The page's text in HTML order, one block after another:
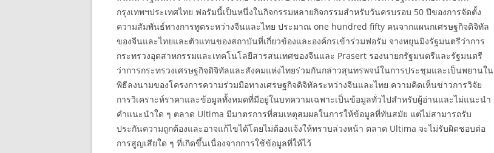
กรุงเทพฯประเทศไทย ฟอรัมนี้เป็นหนึ่งในกิจกรรมหลายกิจกรรมสำหรับวันครบรอบ 50 ปีของการจัดตั้ง
ความสัมพันธ์ทางการทูตระหว่างจีนและไทย ประมาณ one hundred fifty คนจากแผนกเศรษฐกิจดิจิทัล
ของจีนและไทยและตัวแทนของสถาบันที่เกี่ยวข้องและองค์กรเข้าร่วมฟอรัม จางหยุนมิงรัฐมนตรีว่าการ
กระทรวงอุตสาหกรรมและเทคโนโลยีสารสนเทศของจีนและ Prasert รองนายกรัฐมนตรีและรัฐมนตรี
ว่าการกระทรวงเศรษฐกิจดิจิทัลและสังคมแห่งไทยร่วมกันกล่าวสุนทรพจน์ในการประชุมและเป็นพยานใน
พิธีลงนามของโครงการความร่วมมือทางเศรษฐกิจดิจิทัลระหว่างจีนและไทย ความคิดเห็นข่าวการวิจัย
การวิเคราะห์ราคาและข้อมูลทั้งหมดที่มีอยู่ในบทความเฉพาะเป็นข้อมูลทั่วไปสำหรับผู้อ่านและไม่แนะนำ
คำแนะนำใด ๆ ตลาด Ultima มีมาตรการที่สมเหตุสมผลในการให้ข้อมูลที่ทันสมัย ​​แต่ไม่สามารถรับ
ประกันความถูกต้องและอาจแก้ไขได้โดยไม่ต้องแจ้งให้ทราบล่วงหน้า ตลาด Ultima จะไม่รับผิดชอบต่อ
การสูญเสียใด ๆ ที่เกิดขึ้นเนื่องจากการใช้ข้อมูลที่ให้ไว้